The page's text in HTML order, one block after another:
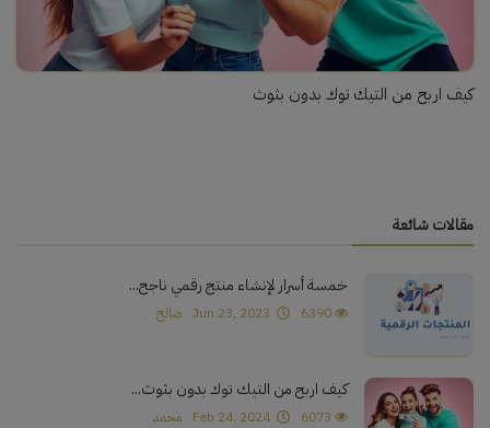
كيف اربح من التيك توك بدون بثوث
مقالات شائعة
خمسة أسرار لإنشاء منتج رقمي ناجح...
صالح
كيف اربح من التيك توك بدون بثوث...
محمد